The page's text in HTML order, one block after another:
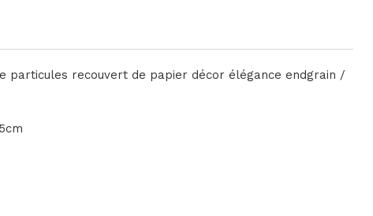
particules recouvert de papier décor élégance endgrain /